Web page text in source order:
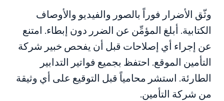
وثّق الأضرار فوراً بالصور والفيديو والأوصاف
الكتابية. أبلغ المؤمِّن عن الضرر دون إبطاء. امتنع
عن إجراء أي إصلاحات قبل أن يفحص خبير شركة
التأمين الموقع. احتفظ بجميع فواتير التدابير
الطارئة. استشر محامياً قبل التوقيع على أي وثيقة
من شركة التأمين.